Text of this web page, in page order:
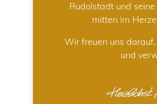
Rudolstadt und
mitten im
Wir freuen uns
und